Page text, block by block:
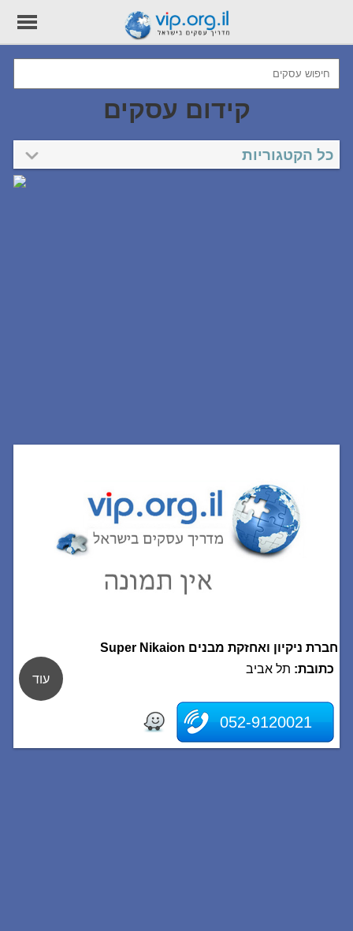
קידום עסקים
כל הקטגוריות
חברת ניקיון ואחזקת מבנים Super Nikaion
כתובת: תל אביב
052-9120021
עוד